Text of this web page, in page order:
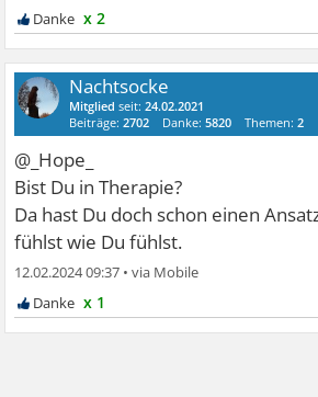
x 2
Nachtsocke
Mitglied seit:24.02.2021
Beiträge:2702 Danke:5820 Themen:2
@_Hope_
Bist Du in Therapie?
Da hast Du doch schon einen
fühlst wie Du fühlst.
12.02.2024 09:37 •
x 1